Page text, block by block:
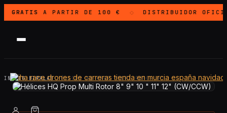
GRATISA PARTIR DE 100 € ◇ DISTRIBUIDOR
INICIO· BIPALAS·HÉLICES HQ PROP MULTI ROTOR 8"…